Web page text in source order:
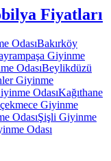
Fiyatları
OdasıBakırköy
Giyinme
OdasıBeylikdüzü
Giyinme
OdasıKağıthane
Giyinme
OdasıŞişli Giyinme
Odası